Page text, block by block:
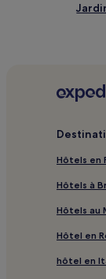
San
Hôtels en
Hôtels à
Hôtels au
Hôtel en
hôtel en